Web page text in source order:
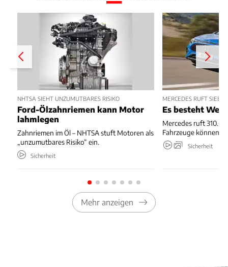
NHTSA SIEHT UNZUMUTBARES RISIKO
Ford-Ölzahnriemen kann Motor
lahmlegen
Zahnriemen im Öl – NHTSA stuft Motoren als
„unzumutbares Risiko“ ein.
Sicherheit
MERCEDES RUFT
Es besteht
Mercedes ruft
Fahrzeuge können
Sicherheit
Mehr anzeigen